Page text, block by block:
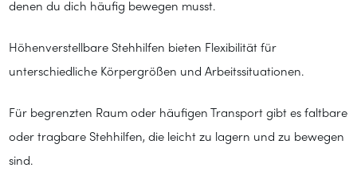
denen du dich häufig bewegen musst.
Höhenverstellbare Stehhilfen bieten Flexibilität für
unterschiedliche Körpergrößen und Arbeitssituationen.
Für begrenzten Raum oder häufigen Transport gibt es faltbare
oder tragbare Stehhilfen, die leicht zu lagern und zu bewegen
sind.